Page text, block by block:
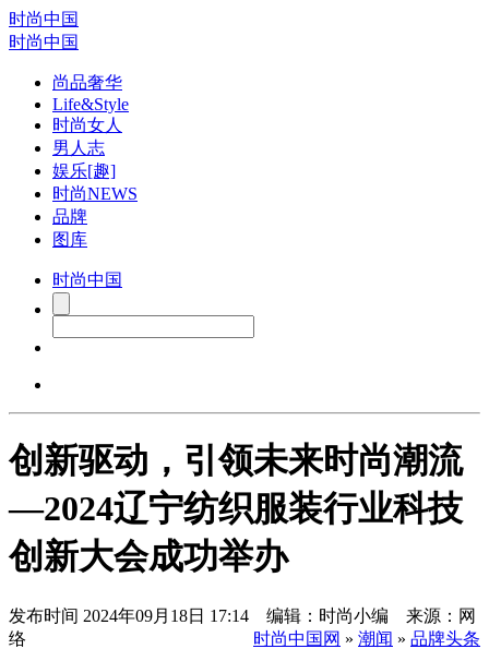
时尚中国
时尚中国
尚品奢华
Life&Style
时尚女人
男人志
娱乐[趣]
时尚NEWS
品牌
图库
时尚中国
创新驱动，引领未来时尚潮流
—2024辽宁纺织服装行业科技
创新大会成功举办
发布时间 2024年09月18日 17:14 编辑：时尚小编 来源：网
络
时尚中国网 » 潮闻 » 品牌头条